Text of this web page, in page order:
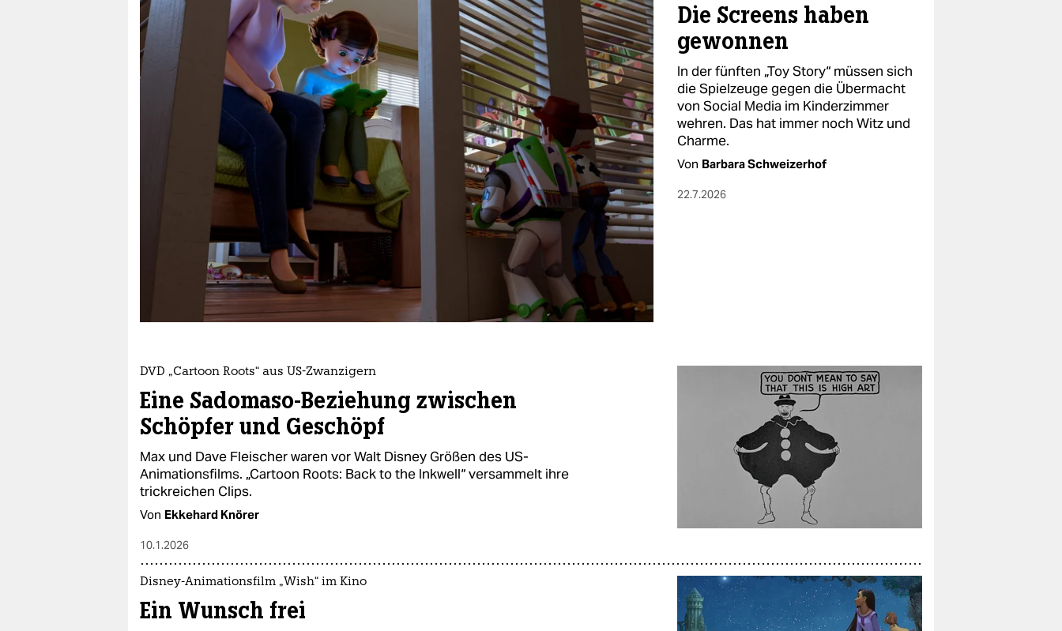
kultur
sport
berlin
veranstaltungen
fragen & hilfe
abo
genossenschaft
epaper login
Die Screens haben
gewonnen
In der fünften „Toy Story“ müssen sich
die Spielzeuge gegen die Übermacht
von Social Media im Kinderzimmer
wehren. Das hat immer noch Witz und
Charme.
Von Barbara Schweizerhof
22.7.2026
DVD „Cartoon Roots“ aus US-Zwanzigern
Eine Sadomaso-Beziehung zwischen
Schöpfer und Geschöpf
Max und Dave Fleischer waren vor Walt Disney Größen des US-
Animationsfilms. „Cartoon Roots: Back to the Inkwell“ versammelt ihre
trickreichen Clips.
Von Ekkehard Knörer
10.1.2026
Disney-Animationsfilm „Wish“ im Kino
Ein Wunsch frei